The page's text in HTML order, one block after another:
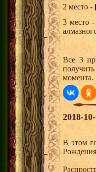
2 место -
3 место -
Все 3
момента.
2018-
В этом